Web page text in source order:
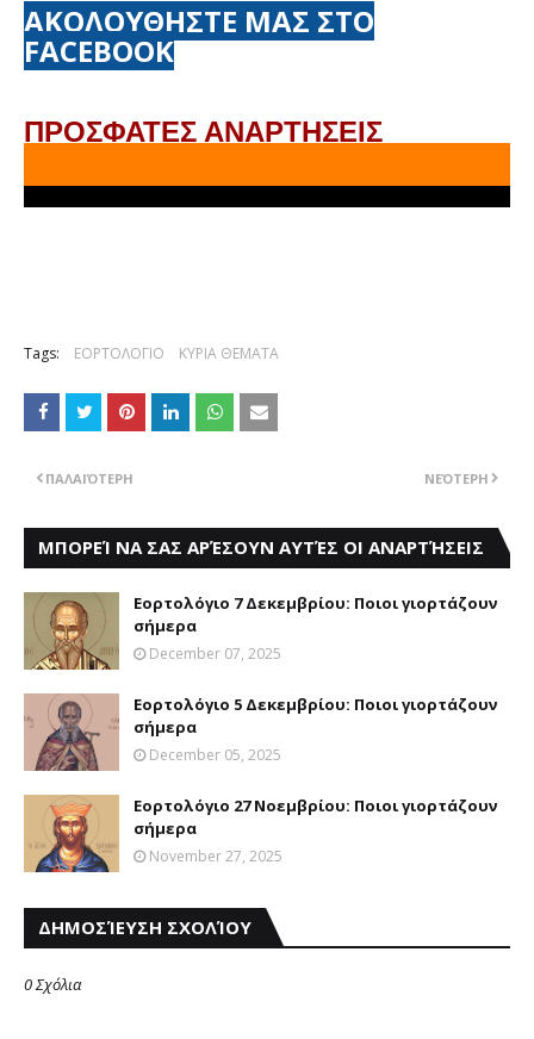
ΑΚΟΛΟΥΘΗΣΤΕ ΜΑΣ ΣΤΟ
FACEBOOK
ΠΡΟΣΦΑΤΕΣ ΑΝΑΡΤΗΣΕΙΣ
Tags: ΕΟΡΤΟΛΟΓΙΟ ΚΥΡΙΑ ΘΕΜΑΤΑ
ΝΕΌΤΕΡΗ
ΠΑΛΑΙΌΤΕΡΗ
ΜΠΟΡΕΊ ΝΑ ΣΑΣ ΑΡΈΣΟΥΝ ΑΥΤΈΣ ΟΙ ΑΝΑΡΤΉΣΕΙΣ
Εορτολόγιο 7 Δεκεμβρίου: Ποιοι γιορτάζουν
σήμερα
December 07, 2025
Εορτολόγιο 5 Δεκεμβρίου: Ποιοι γιορτάζουν
σήμερα
December 05, 2025
Εορτολόγιο 27 Νοεμβρίου: Ποιοι γιορτάζουν
σήμερα
November 27, 2025
ΔΗΜΟΣΊΕΥΣΗ ΣΧΟΛΊΟΥ
0 Σχόλια